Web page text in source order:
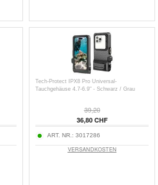
Tech-Protect IPX8 Pro Universal-
Tauchgehäuse 4.7-6.9" - Schwarz / Grau
39,20
36,80 CHF
ART. NR.: 3017286
VERSANDKOSTEN